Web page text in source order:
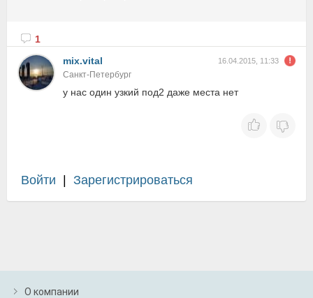
1
mix.vital
16.04.2015, 11:33
Санкт-Петербург
у нас один узкий под2 даже места нет
Войти Зарегистрироваться
О компании